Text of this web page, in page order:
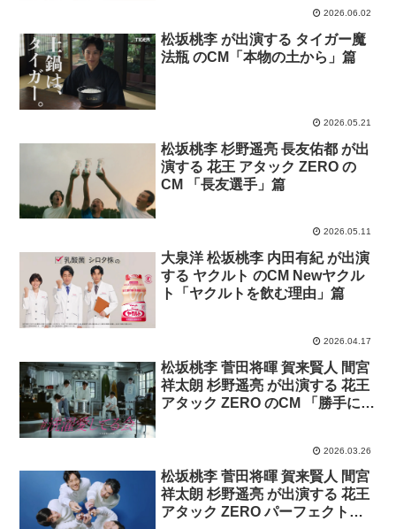
2026.06.02
松坂桃李 が出演する タイガー魔
法瓶 のCM「本物の土から」篇
2026.05.21
松坂桃李 杉野遥亮 長友佑都 が出
演する 花王 アタック ZERO の
CM 「長友選手」篇
2026.05.11
大泉洋 松坂桃李 内田有紀 が出演
する ヤクルト のCM Newヤクル
ト「ヤクルトを飲む理由」篇
2026.04.17
松坂桃李 菅田将暉 賀来賢人 間宮
祥太朗 杉野遥亮 が出演する 花王
アタック ZERO のCM 「勝手にキ
2026.03.26
松坂桃李 菅田将暉 賀来賢人 間宮
祥太朗 杉野遥亮 が出演する 花王
アタック ZERO パーフェクトス